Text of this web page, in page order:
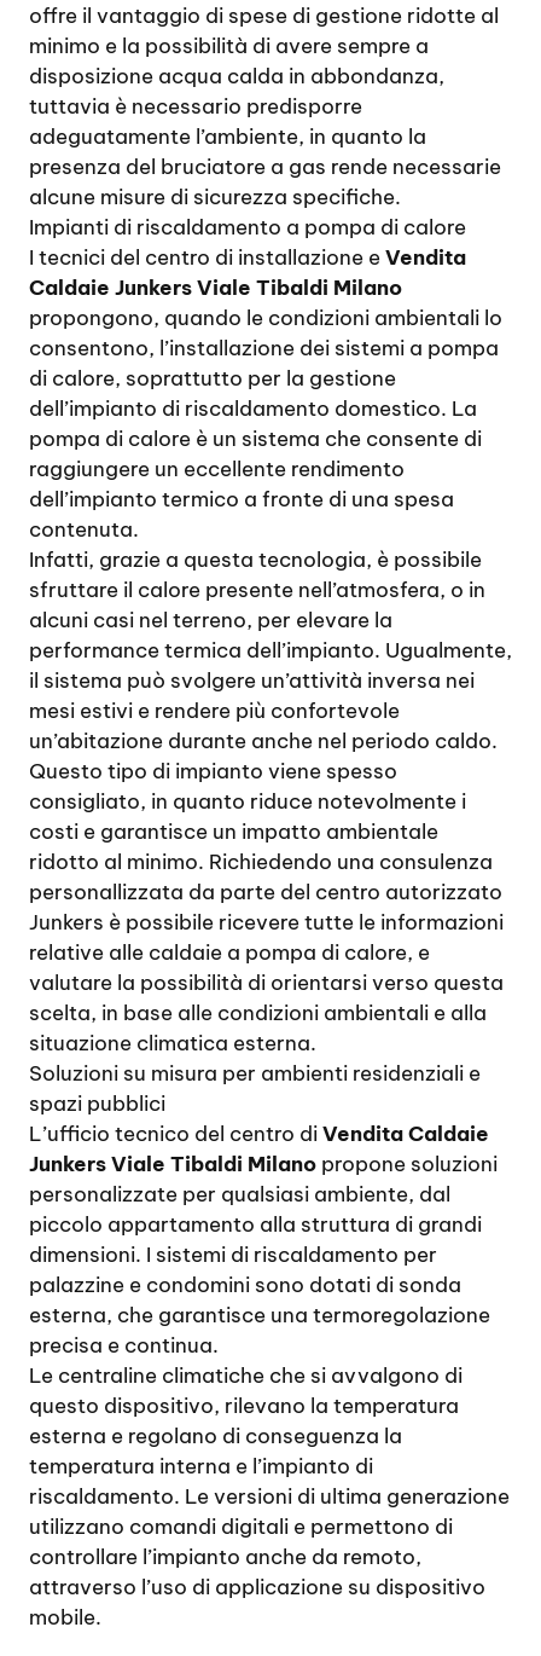
offre il vantaggio di spese di gestione ridotte al
minimo e la possibilità di avere sempre a
disposizione acqua calda in abbondanza,
tuttavia è necessario predisporre
adeguatamente l’ambiente, in quanto la
presenza del bruciatore a gas rende necessarie
alcune misure di sicurezza specifiche.
Impianti di riscaldamento a pompa di calore
I tecnici del centro di installazione eVendita
Caldaie Junkers Viale Tibaldi Milano
propongono, quando le condizioni ambientali lo
consentono, l’installazione dei sistemi a pompa
di calore, soprattutto per la gestione
dell’impianto di riscaldamento domestico. La
pompa di calore è un sistema che consente di
raggiungere un eccellente rendimento
dell’impianto termico a fronte di una spesa
contenuta.
Infatti, grazie a questa tecnologia, è possibile
sfruttare il calore presente nell’atmosfera, o in
alcuni casi nel terreno, per elevare la
performance termica dell’impianto. Ugualmente,
il sistema può svolgere un’attività inversa nei
mesi estivi e rendere più confortevole
un’abitazione durante anche nel periodo caldo.
Questo tipo di impianto viene spesso
consigliato, in quanto riduce notevolmente i
costi e garantisce un impatto ambientale
ridotto al minimo. Richiedendo una consulenza
personallizzata da parte del centro autorizzato
Junkers è possibile ricevere tutte le informazioni
relative alle caldaie a pompa di calore, e
valutare la possibilità di orientarsi verso questa
scelta, in base alle condizioni ambientali e alla
situazione climatica esterna.
Soluzioni su misura per ambienti residenziali e
spazi pubblici
L’ufficio tecnico del centro diVendita Caldaie
Junkers Viale Tibaldi Milano propone soluzioni
personalizzate per qualsiasi ambiente, dal
piccolo appartamento alla struttura di grandi
dimensioni. I sistemi di riscaldamento per
palazzine e condomini sono dotati di sonda
esterna, che garantisce una termoregolazione
precisa e continua.
Le centraline climatiche che si avvalgono di
questo dispositivo, rilevano la temperatura
esterna e regolano di conseguenza la
temperatura interna e l’impianto di
riscaldamento. Le versioni di ultima generazione
utilizzano comandi digitali e permettono di
controllare l’impianto anche da remoto,
attraverso l’uso di applicazione su dispositivo
mobile.